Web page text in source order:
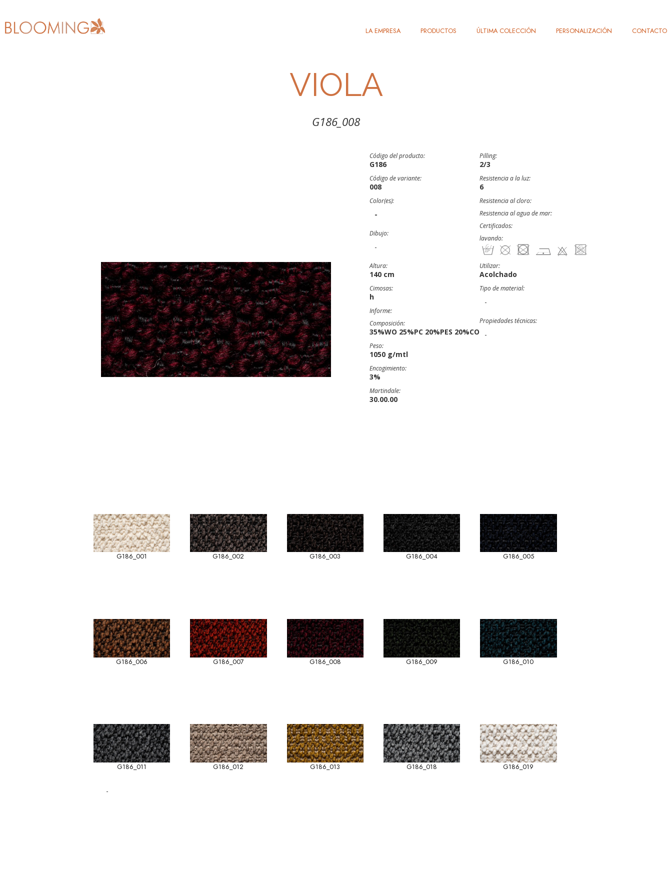
LA EMPRESA PRODUCTOS ÚLTIMA COLECCIÓN PERSONALIZACIÓN CONTACTO
VIOLA
G186_008
Código del producto:
G186
Código de variante:
008
Color(es):
-
Dibujo:
-
Altura:
140 cm
Cimosas:
h
Informe:
Composición:
35%WO 25%PC 20%PES 20%CO
Peso:
1050 g/mtl
Encogimiento:
3%
Martindale:
30.00.00
Pilling:
2/3
Resistencia a la luz:
6
Resistencia al cloro:
Resistencia al agua de mar:
Certificados:
lavando:
Utilizar:
Acolchado
Tipo de material:
-
Propiedades técnicas:
-
G186_001 G186_002 G186_003 G186_004 G186_005
G186_006 G186_007 G186_008 G186_009 G186_010
G186_011 G186_012 G186_013 G186_018 G186_019
-